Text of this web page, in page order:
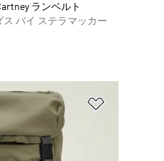
ランベルト
ス バイ ステラマッカー
加